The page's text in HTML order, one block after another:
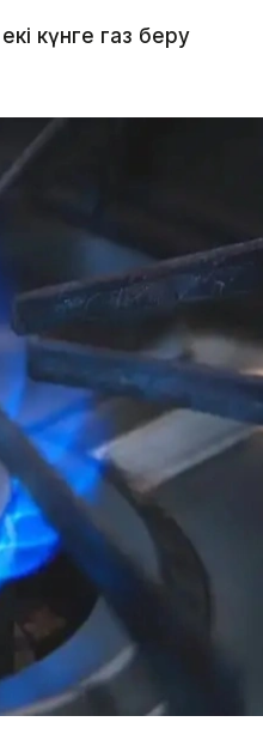
күнге газ беру